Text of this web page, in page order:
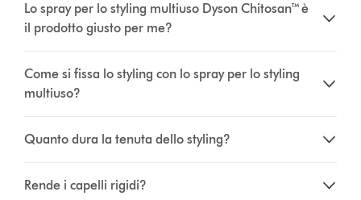
Lo spray per lo styling multiuso Dyson Chitosan™ è
il prodotto giusto per me?
Come si fissa lo styling con lo spray per lo styling
multiuso?
Quanto dura la tenuta dello styling?
Rende i capelli rigidi?